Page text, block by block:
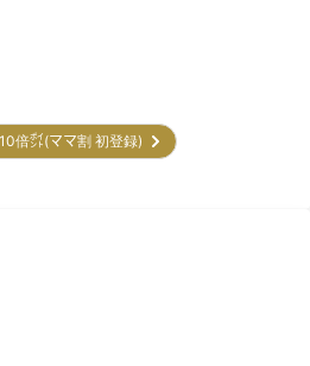
10倍㌽(ママ割 初登録)